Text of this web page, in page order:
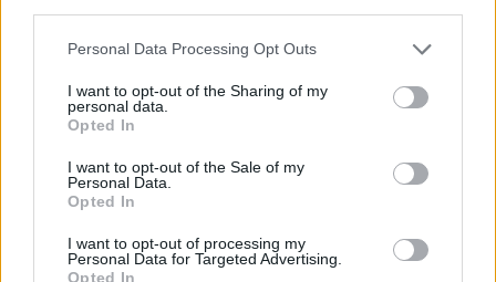
Personal Data Processing Opt Outs
I want to opt-out of the Sharing of my
personal data.
Opted In
I want to opt-out of the Sale of my
Personal Data.
Opted In
I want to opt-out of processing my
Personal Data for Targeted Advertising.
Opted In
Article précédent
Santé visuelle des enfants
: un enjeu qui se joue
d’abord en famille
Article suivant
Fatigue chronique et nuits
agitée : comment